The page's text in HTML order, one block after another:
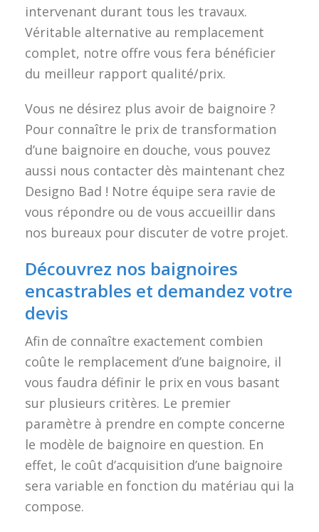
intervenant durant tous les travaux.
Véritable alternative au remplacement
complet, notre offre vous fera bénéficier
du meilleur rapport qualité/prix.
Vous ne désirez plus avoir de baignoire ?
Pour connaître le prix de transformation
d’une baignoire en douche, vous pouvez
aussi nous contacter dès maintenant chez
Designo Bad ! Notre équipe sera ravie de
vous répondre ou de vous accueillir dans
nos bureaux pour discuter de votre projet.
Découvrez nos baignoires
encastrables et demandez votre
devis
Afin de connaître exactement combien
coûte le remplacement d’une baignoire, il
vous faudra définir le prix en vous basant
sur plusieurs critères. Le premier
paramètre à prendre en compte concerne
le modèle de baignoire en question. En
effet, le coût d’acquisition d’une baignoire
sera variable en fonction du matériau qui la
compose.